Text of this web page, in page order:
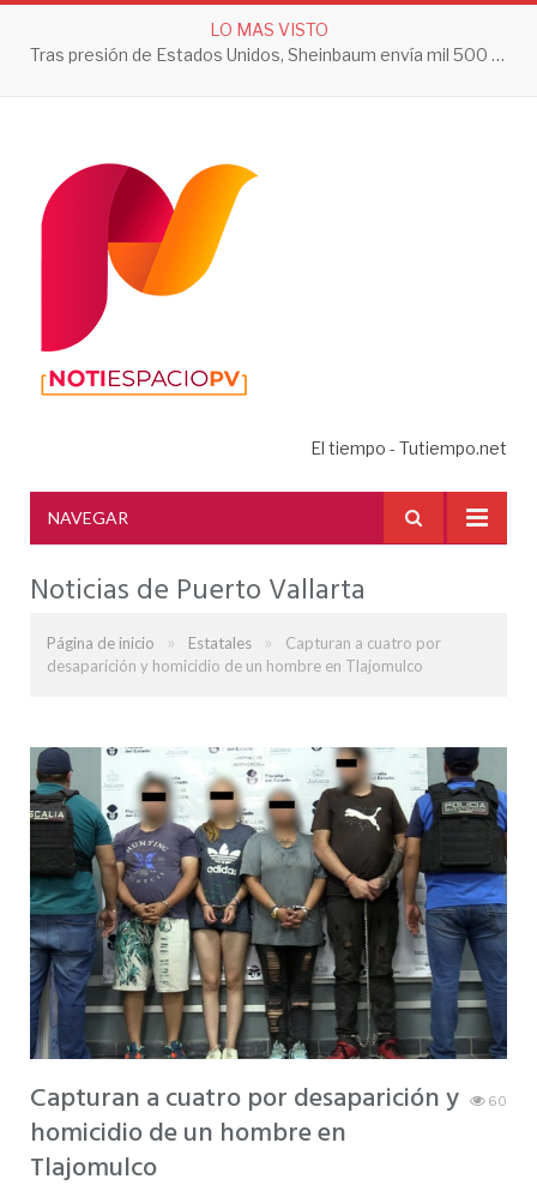
LO MAS VISTO
Tras presión de Estados Unidos, Sheinbaum envía mil 500 soldados a Michoacán
El tiempo - Tutiempo.net
NAVEGAR
Noticias de Puerto Vallarta
Página de inicio » Estatales »
Capturan a cuatro por
desaparición y homicidio de un hombre en Tlajomulco
Capturan a cuatro por desaparición y
homicidio de un hombre en
Tlajomulco
60